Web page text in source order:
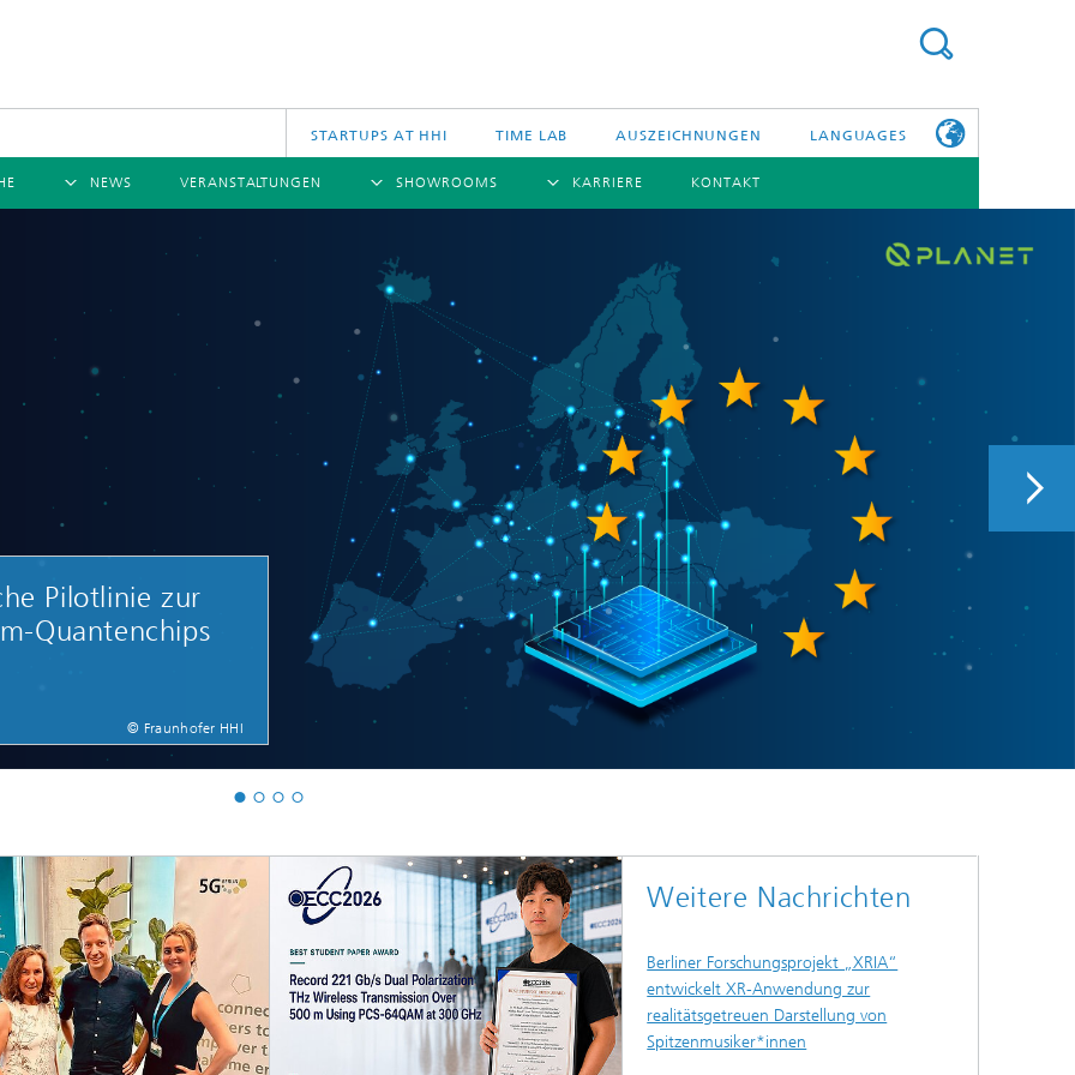
STARTUPS AT HHI TIME LAB AUSZEICHNUNGEN LANGUAGES
KOMMUNIKATION & NETZE
Drahtlose Kommunikation und Netze
Photonische Netze und Systeme
PHOTONISCHE KOMPONENTEN & SYSTEME
Hybride Integration und Sensorik
InP und HF
Technologie und Infrastruktur
Faseroptische Sensorsysteme
NEWS
2021
PRESSEMITTEILUNGEN
VERANSTALTUNGEN SHOWROOMS
SCIENCE
TECH SPACE
KARRIERE
FRAUNHOFER
ARBEITGEBER
KONTAKT
Pilotlinie zur
Quantenchips
© Fraunhofer HHI
Weitere Nachrichten
Berliner Forschungsprojekt „XRIA“
entwickelt XR-Anwendung zur
realitätsgetreuen Darstellung von
Spitzenmusiker*innen